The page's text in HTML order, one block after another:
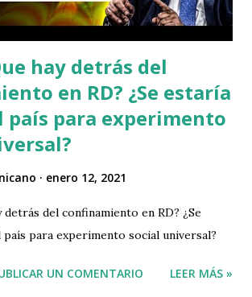
El director ejecutivo de Parler,
hay detrás del
en RD? ¿Se estaría
país para experimento
enero 12, 2021
detrás del confinamiento en RD? ¿Se
país para experimento social universal?
UN COMENTARIO LEER MÁS »